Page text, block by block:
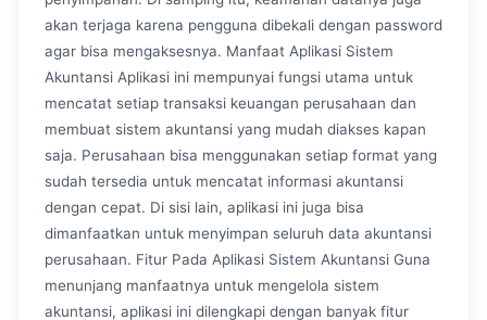
akan terjaga karena pengguna dibekali dengan password
agar bisa mengaksesnya. Manfaat Aplikasi Sistem
Akuntansi Aplikasi ini mempunyai fungsi utama untuk
mencatat setiap transaksi keuangan perusahaan dan
membuat sistem akuntansi yang mudah diakses kapan
saja. Perusahaan bisa menggunakan setiap format yang
sudah tersedia untuk mencatat informasi akuntansi
dengan cepat. Di sisi lain, aplikasi ini juga bisa
dimanfaatkan untuk menyimpan seluruh data akuntansi
perusahaan. Fitur Pada Aplikasi Sistem Akuntansi Guna
menunjang manfaatnya untuk mengelola sistem
akuntansi, aplikasi ini dilengkapi dengan banyak fitur